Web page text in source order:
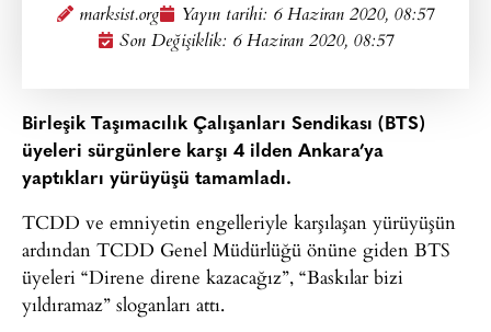
marksist.org Yayın tarihi: 6 Haziran 2020, 08:57
Son Değişiklik: 6 Haziran 2020, 08:57
Birleşik Taşımacılık Çalışanları Sendikası (BTS)
üyeleri sürgünlere karşı 4 ilden Ankara’ya
yaptıkları yürüyüşü tamamladı.
TCDD ve emniyetin engelleriyle karşılaşan yürüyüşün
ardından TCDD Genel Müdürlüğü önüne giden BTS
üyeleri “Direne direne kazacağız”, “Baskılar bizi
yıldıramaz” sloganları attı.